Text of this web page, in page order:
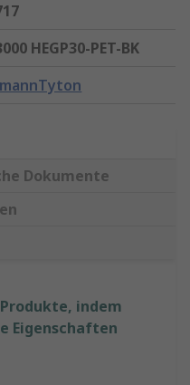
HEGP30-PET-BK
Dokumente
indem
Eigenschaften